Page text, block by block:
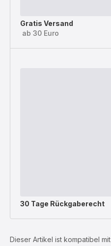
Gratis Versand
ab 30 Euro
30 Tage Rückgaberecht
Dieser Artikel ist kompatibel mit